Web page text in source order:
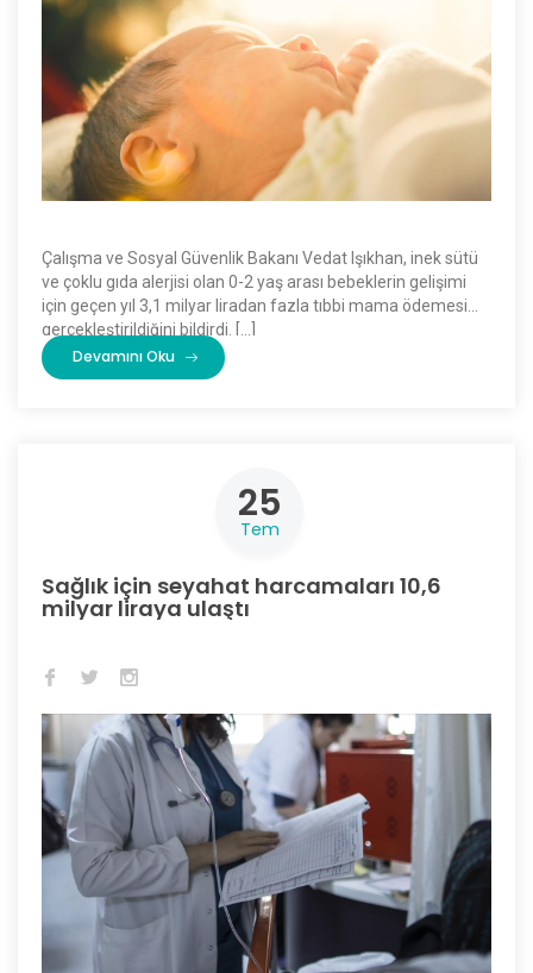
Çalışma ve Sosyal Güvenlik Bakanı Vedat Işıkhan, inek sütü
ve çoklu gıda alerjisi olan 0-2 yaş arası bebeklerin gelişimi
için geçen yıl 3,1 milyar liradan fazla tıbbi mama ödemesi
gerçekleştirildiğini bildirdi. […]
Devamını Oku
25
Tem
Sağlık için seyahat harcamaları 10,6
milyar liraya ulaştı